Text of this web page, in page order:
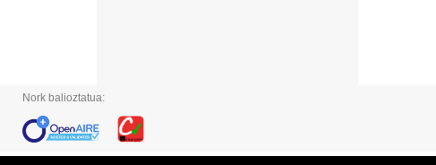
Nork balioztatua: